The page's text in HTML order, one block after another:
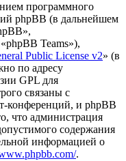
программного
phpBB (в дальнейшем
Teams»),
Public License v2» (в
по адресу
GPL для
связаны с
конференций, и phpBB
что администрация
содержания
информацией о
.